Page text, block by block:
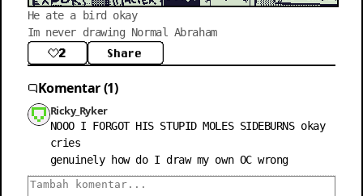
He ate a bird okay
Im never drawing Normal Abraham
2 Share
Komentar (1)
Ricky_Ryker
NOOO I FORGOT HIS STUPID MOLES SIDEBURNS okay
cries
genuinely how do I draw my own OC wrong